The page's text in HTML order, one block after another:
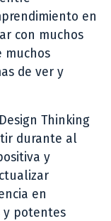
en
con muchos
muchos
de ver y
Thinking
durante al
y
en
y potentes